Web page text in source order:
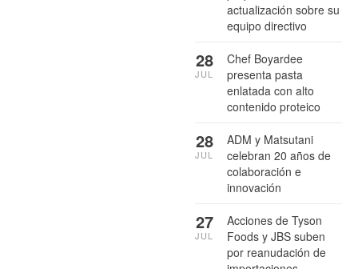
actualización sobre su
equipo directivo
Chef Boyardee
presenta pasta
enlatada con alto
contenido proteico
28
JUL
ADM y Matsutani
celebran 20 años de
colaboración e
innovación
28
JUL
Acciones de Tyson
Foods y JBS suben
por reanudación de
27
JUL